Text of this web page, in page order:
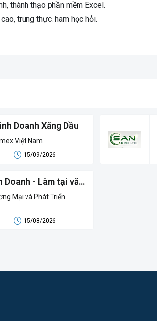
thành thạo phần mềm Excel.
trung thực, ham học hỏi.
Doanh Xăng Dầu
Việt Nam
15/09/2026
Doanh - Làm tại văn
Mại và Phát Triển
15/08/2026